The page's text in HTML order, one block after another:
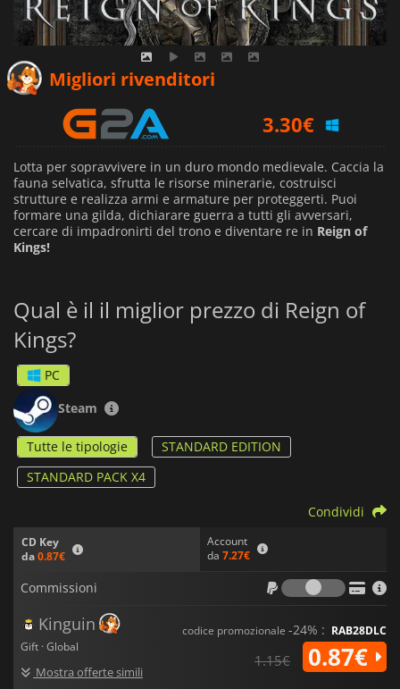
Migliori rivenditori
3.30€
8.19€
Lotta per sopravvivere in un duro mondo medievale. Caccia la
fauna selvatica, sfrutta le risorse minerarie, costruisci
strutture e realizza armi e armature per proteggerti. Puoi
formare una gilda, dichiarare guerra a tutti gli avversari,
cercare di impadronirti del trono e diventare re in Reign of
Kings!
Qual è il il miglior prezzo di Reign of
Kings?
PC
Steam
Tutte le tipologie
STANDARD EDITION
STANDARD PACK X4
CD Key
da0.87€
Account
da 7.27€
Condividi
Commissioni
Kinguin
Gift · Global
Mostra offerte simili
codice promozionale -24% : RAB28DLC
1.15€ 0.87€